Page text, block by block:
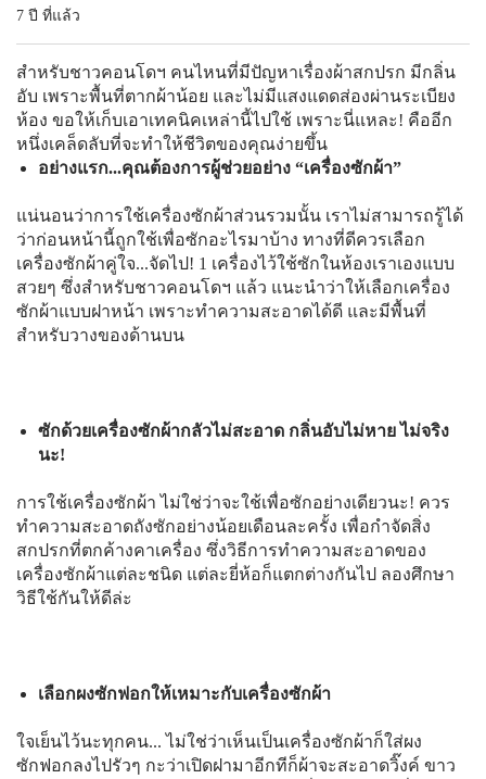
7 ปี ที่แล้ว
สำหรับชาวคอนโดฯ คนไหนที่มีปัญหาเรื่องผ้าสกปรก มีกลิ่น
อับ เพราะพื้นที่ตากผ้าน้อย และไม่มีแสงแดดส่องผ่านระเบียง
ห้อง ขอให้เก็บเอาเทคนิคเหล่านี้ไปใช้ เพราะนี่แหละ! คืออีก
หนึ่งเคล็ดลับที่จะทำให้ชีวิตของคุณง่ายขึ้น
อย่างแรก...คุณต้องการผู้ช่วยอย่าง “เครื่องซักผ้า”
แน่นอนว่าการใช้เครื่องซักผ้าส่วนรวมนั้น เราไม่สามารถรู้ได้
ว่าก่อนหน้านี้ถูกใช้เพื่อซักอะไรมาบ้าง ทางที่ดีควรเลือก
เครื่องซักผ้าคู่ใจ...จัดไป! 1 เครื่องไว้ใช้ซักในห้องเราเองแบบ
สวยๆ ซึ่งสำหรับชาวคอนโดฯ แล้ว แนะนำว่าให้เลือกเครื่อง
ซักผ้าแบบฝาหน้า เพราะทำความสะอาดได้ดี และมีพื้นที่
สำหรับวางของด้านบน
ซักด้วยเครื่องซักผ้ากลัวไม่สะอาด กลิ่นอับไม่หาย ไม่จริง
นะ!
การใช้เครื่องซักผ้า ไม่ใช่ว่าจะใช้เพื่อซักอย่างเดียวนะ! ควร
ทำความสะอาดถังซักอย่างน้อยเดือนละครั้ง เพื่อกำจัดสิ่ง
สกปรกที่ตกค้างคาเครื่อง ซึ่งวิธีการทำความสะอาดของ
เครื่องซักผ้าแต่ละชนิด แต่ละยี่ห้อก็แตกต่างกันไป ลองศึกษา
วิธีใช้กันให้ดีล่ะ
เลือกผงซักฟอกให้เหมาะกับเครื่องซักผ้า
ใจเย็นไว้นะทุกคน... ไม่ใช่ว่าเห็นเป็นเครื่องซักผ้าก็ใส่ผง
ซักฟอกลงไปรัวๆ กะว่าเปิดฝามาอีกทีก็ผ้าจะสะอาดวิ๊งค์ ขาว